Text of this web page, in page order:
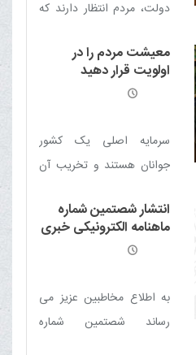
دولت، مردم انتظار دارند که
احساس کنند
معیشت مردم را در
اولویت قرار دهید
سرمایه اصلی یک کشور
جوانان هستند و تخریب آن
تخریب نسل جوان برنامه
ریزی دارد که برای مقابله به
انتشار شصتمین شماره
ماهنامه الکترونیکی خبری
- تحلیلی بلیغ
به اطلاع مخاطبین عزیز می
رساند شصتمین شماره